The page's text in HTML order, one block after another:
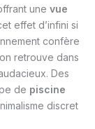
une vue
effet d’infini si
confère
retrouve dans
Des
de piscine
discret